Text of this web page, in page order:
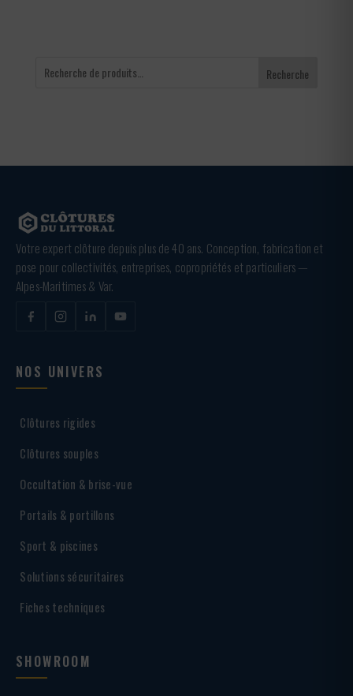
Recherche
Votre expert clôture depuis plus de 40 ans. Conception, fabrication et
pose pour collectivités, entreprises, copropriétés et particuliers —
Alpes-Maritimes & Var.
NOS UNIVERS
Clôtures rigides
Clôtures souples
Occultation & brise-vue
Portails & portillons
Sport & piscines
Solutions sécuritaires
Fiches techniques
SHOWROOM